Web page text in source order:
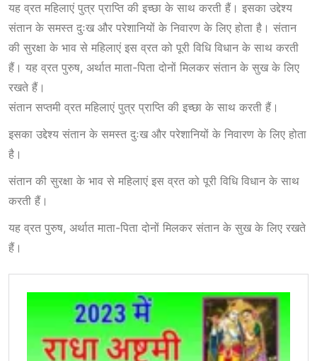
यह व्रत महिलाएं पुत्र प्राप्ति की इच्छा के साथ करती हैं। इसका उद्देश्य
संतान के समस्त दुःख और परेशानियों के निवारण के लिए होता है। संतान
की सुरक्षा के भाव से महिलाएं इस व्रत को पूरी विधि विधान के साथ करती
हैं। यह व्रत पुरुष, अर्थात माता-पिता दोनों मिलकर संतान के सुख के लिए
रखते हैं।
संतान सप्तमी व्रत महिलाएं पुत्र प्राप्ति की इच्छा के साथ करती हैं।
इसका उद्देश्य संतान के समस्त दुःख और परेशानियों के निवारण के लिए होता
है।
संतान की सुरक्षा के भाव से महिलाएं इस व्रत को पूरी विधि विधान के साथ
करती हैं।
यह व्रत पुरुष, अर्थात माता-पिता दोनों मिलकर संतान के सुख के लिए रखते
हैं।